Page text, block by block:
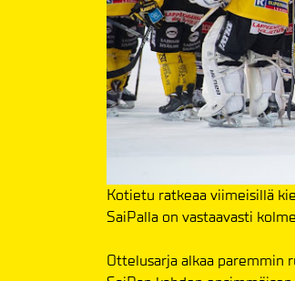
Kotietu ratkeaa viimeisillä
SaiPalla on vastaavasti
Ottelusarja alkaa paremmin